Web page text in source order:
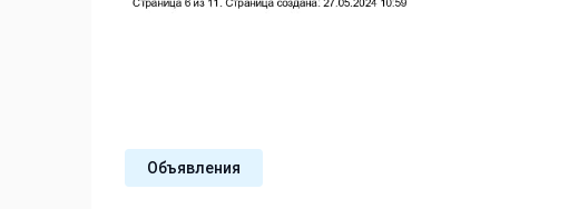
Объявления